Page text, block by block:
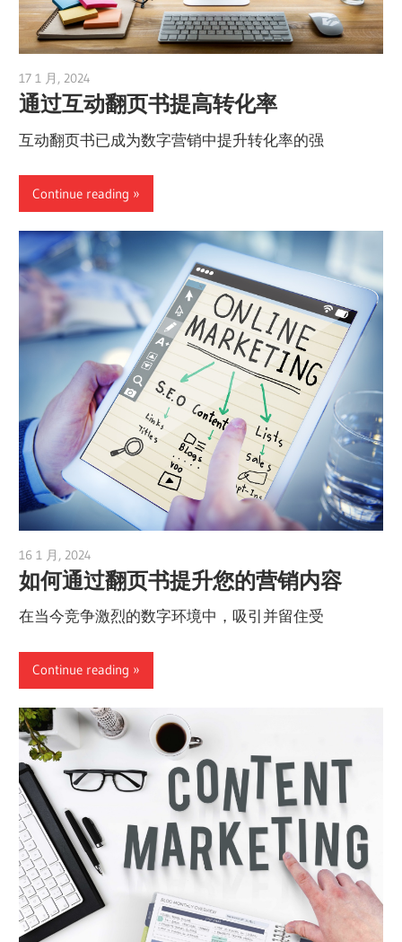
17 1 月, 2024
通过互动翻页书提高转化率
互动翻页书已成为数字营销中提升转化率的强
Continue reading
16 1 月, 2024
如何通过翻页书提升您的营销内容
在当今竞争激烈的数字环境中，吸引并留住受
Continue reading